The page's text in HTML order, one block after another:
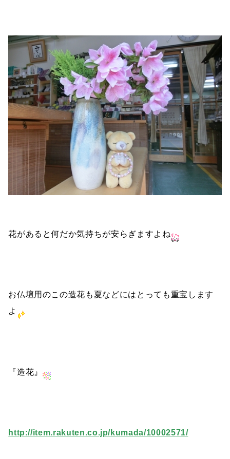
花があると何だか気持ちが安らぎますよね
お仏壇用のこの造花も夏などにはとっても重宝します
よ
『造花』
http://item.rakuten.co.jp/kumada/10002571/